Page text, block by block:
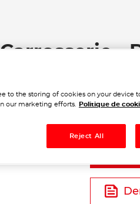
-
to the storing of cookies on your device
our marketing efforts.
Politique de
Reject All